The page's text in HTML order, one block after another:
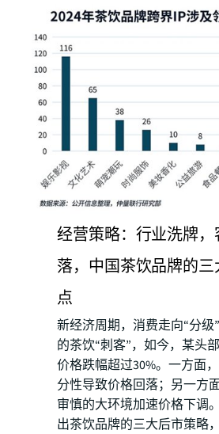
经营策略：行业洗牌
落，中国茶饮品牌的
点
新经济周期，消费走向“分级
的茶饮“刺客”，如今，某头
价格跌幅超过30%。一方面
分性导致价格回落；另一方
审慎的大环境加速价格下调
出茶饮品牌的三大后市策略